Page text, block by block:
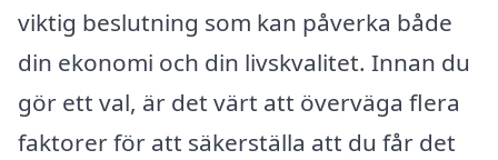
viktig beslutning som kan påverka både
din ekonomi och din livskvalitet. Innan du
gör ett val, är det värt att överväga flera
faktorer för att säkerställa att du får det